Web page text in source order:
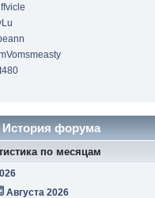
История форума
по месяцам
Августа 2026